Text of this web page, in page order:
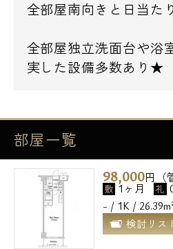
全部屋南向きと日当た
全部屋独立洗面台や浴
実した設備多数あり★
部屋一覧
98,000円（
敷 1ヶ月 礼
- / 1K /
検討リス